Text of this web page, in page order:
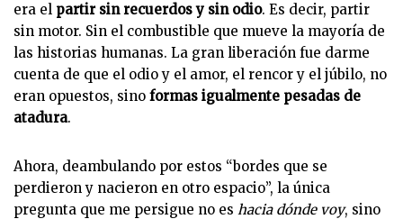
era el partir sin recuerdos y sin odio. Es decir, partir
sin motor. Sin el combustible que mueve la mayoría de
las historias humanas. La gran liberación fue darme
cuenta de que el odio y el amor, el rencor y el júbilo, no
eran opuestos, sino formas igualmente pesadas de
atadura.
Ahora, deambulando por estos “bordes que se
perdieron y nacieron en otro espacio”, la única
pregunta que me persigue no es hacia dónde voy, sino